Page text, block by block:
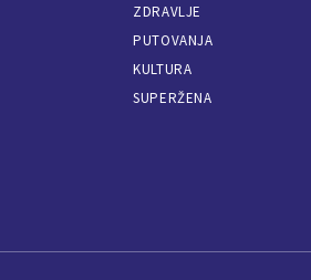
ZDRAVLJE
PUTOVANJA
KULTURA
SUPERŽENA